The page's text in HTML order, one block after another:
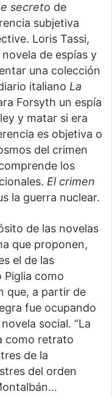
secreto de
subjetiva
Loris Tassi,
de espías y
una colección
italiano La
Forsyth un espía
y matar si era
es objetiva o
del crimen
los
El crimen
la guerra nuclear.
de las novelas
que proponen,
el de las
Piglia como
que, a partir de
fue ocupando
social. “La
como retrato
de la
del orden